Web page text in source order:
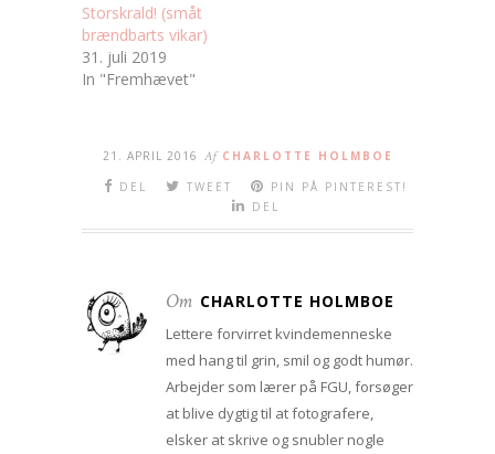
Storskrald! (småt
brændbarts vikar)
31. juli 2019
In "Fremhævet"
21. APRIL 2016 Af CHARLOTTE HOLMBOE
DEL
TWEET
PIN PÅ PINTEREST!
DEL
Om CHARLOTTE HOLMBOE
Lettere forvirret kvindemenneske
med hang til grin, smil og godt humør.
Arbejder som lærer på FGU, forsøger
at blive dygtig til at fotografere,
elsker at skrive og snubler nogle